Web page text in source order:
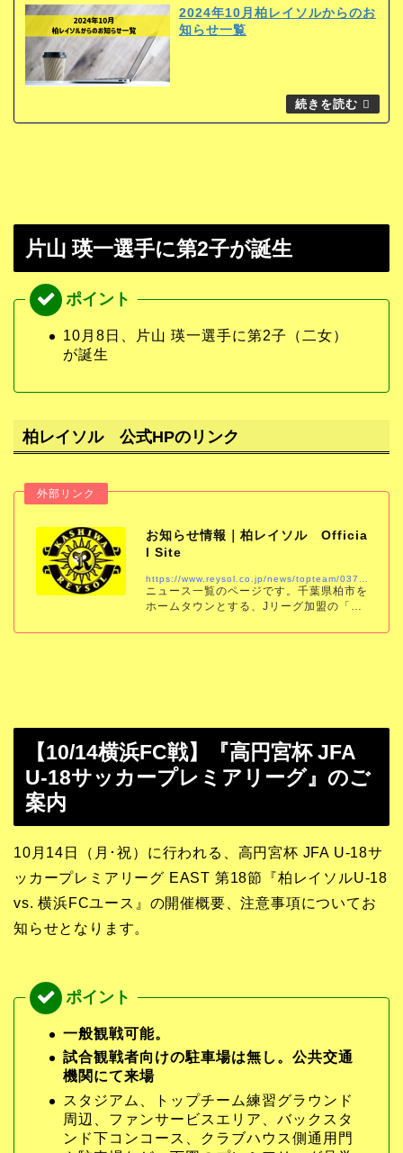
2024年10月柏レイソルからのお
知らせ一覧
片山 瑛一選手に第2子が誕生
10月8日、片山 瑛一選手に第2子（二女）
が誕生
柏レイソル 公式HPのリンク
お知らせ情報｜柏レイソル Officia
l Site
https://www.reysol.co.jp/news/topteam/037026.html
ニュース一覧のページです。千葉県柏市を
ホームタウンとする、Jリーグ加盟の「柏
スケジュール、チケット、チーム情報をい
【10/14横浜FC戦】『高円宮杯 JFA
U-18サッカープレミアリーグ』のご
案内
10月14日（月･祝）に行われる、高円宮杯 JFA U-18サ
ッカープレミアリーグ EAST 第18節『柏レイソルU-18
vs. 横浜FCユース』の開催概要、注意事項についてお
知らせとなります。
一般観戦可能。
試合観戦者向けの駐車場は無し。公共交通
機関にて来場
スタジアム、トップチーム練習グラウンド
周辺、ファンサービスエリア、バックスタ
ンド下コンコース、クラブハウス側通用門